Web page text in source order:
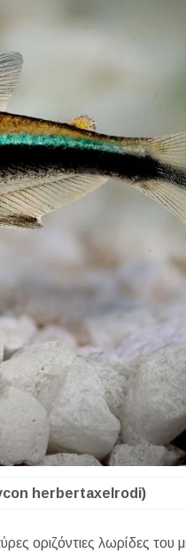
herbertaxelrodi)
οριζόντιες λωρίδες